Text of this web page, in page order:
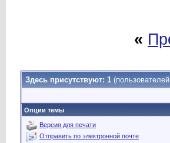
«
Здесь присутствуют: 1
Опции темы
Версия для печати
Отправить по электронной почте